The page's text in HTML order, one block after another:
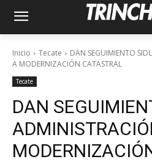
Inicio Tecate
DAN SEGUIMIENTO
A MODERNIZACIÓN CATASTRAL
Tecate
DAN